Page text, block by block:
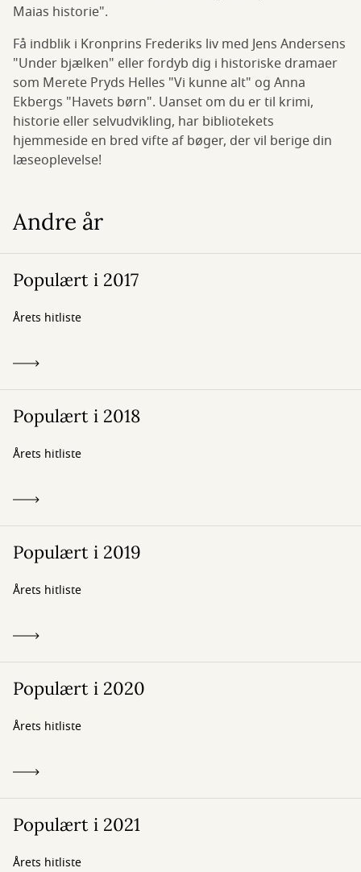
Maias historie".
Få indblik i Kronprins Frederiks liv med Jens Andersens
"Under bjælken" eller fordyb dig i historiske dramaer
som Merete Pryds Helles "Vi kunne alt" og Anna
Ekbergs "Havets børn". Uanset om du er til krimi,
historie eller selvudvikling, har bibliotekets
hjemmeside en bred vifte af bøger, der vil berige din
læseoplevelse!
Andre år
Populært i 2017
Årets hitliste
Populært i 2018
Årets hitliste
Populært i 2019
Årets hitliste
Populært i 2020
Årets hitliste
Populært i 2021
Årets hitliste